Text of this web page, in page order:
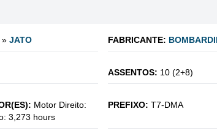
» JATO FABRICANTE:
ASSENTOS: 10 (2+8)
Motor Direito:
3,273 hours
PREFIXO: T7-DMA